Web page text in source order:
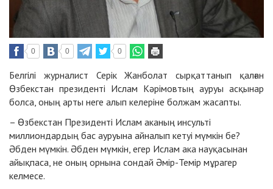
0 0 0
Белгілі журналист Серік Жанболат сырқаттанып қалған
Өзбекстан президенті Ислам Кәрімовтың ауруы асқынар
болса, оның арты неге алып келеріне болжам жасапты.
– Өзбекстан Президенті Ислам аканың инсульті
миллиондардың бас ауруына айналып кетуі мүмкін бе?
Әбден мүмкін. Әбден мүмкін, егер Ислам ака науқасынан
айықпаса, не оның орнына сондай Әмір-Темір мұрагер
келмесе.